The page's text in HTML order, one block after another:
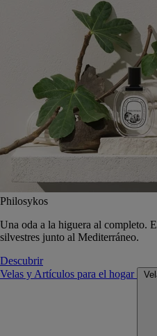
Philosykos
Una oda a la higuera al completo.
silvestres junto al Mediterráneo.
Descubrir
Velas y Artículos para el hogar